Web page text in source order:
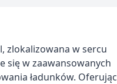
zlokalizowana w sercu
się w zaawansowanych
ładunków. Oferując